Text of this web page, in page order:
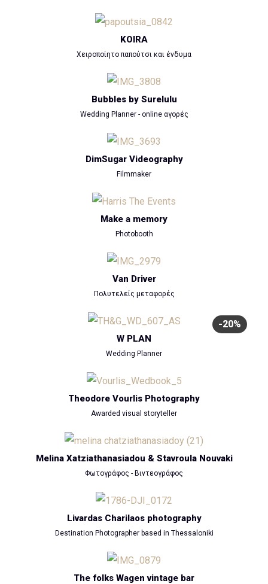
KOIRA
Χειροποίητο παπούτσι και ένδυμα
Bubbles by Surelulu
Wedding Planner - online αγορές
DimSugar Videography
Filmmaker
Make a memory
Photobooth
Van Driver
Πολυτελείς μεταφορές
-20%
W PLAN
Wedding Planner
Theodore Vourlis Photography
Awarded visual storyteller
Melina Xatziathanasiadou & Stavroula Nouvaki
Φωτογράφος - Βιντεογράφος
Livardas Charilaos photography
Destination Photographer based in Thessaloniki
The folks Wagen vintage bar